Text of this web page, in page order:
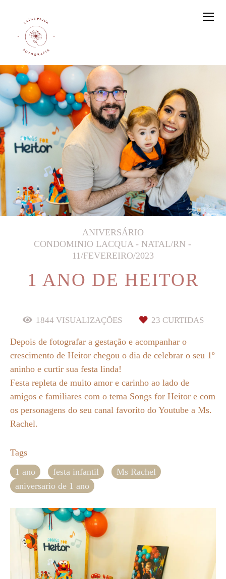
ANIVERSÁRIO
CONDOMINIO LACQUA - NATAL/RN
11/FEVEREIRO/2023
1 ANO DE HEITOR
1844 VISUALIZAÇÕES 23 CURTIDAS
Depois de fotografar a gestação e acompanhar o
crescimento de Heitor chegou o dia de celebrar o seu 1º
aninho e curtir sua festa linda!
Festa repleta de muito amor e carinho ao lado de
amigos e familiares com o tema Songs for Heitor e com
os personagens do seu canal favorito do Youtube a Ms.
Rachel.
Tags
1 ano
festa infantil
Ms Rachel
aniversario de 1 ano